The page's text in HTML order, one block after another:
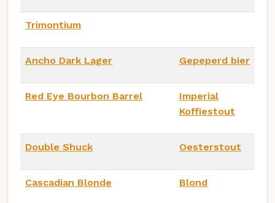
Trimontium
Ancho Dark Lager Gepeperd bier
Red Eye Bourbon Barrel
Imperial
Koffiestout
Double Shuck Oesterstout
Cascadian Blonde Blond